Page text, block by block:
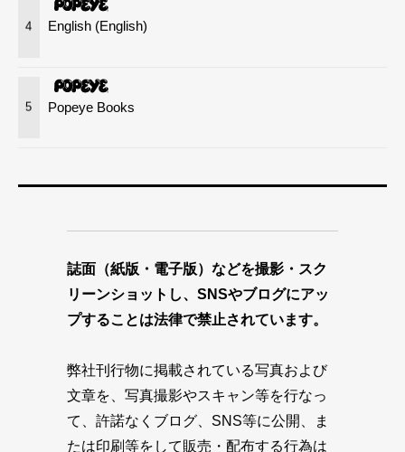
4 English (English)
5 Popeye Books
誌面（紙版・電子版）などを撮影・スク
リーンショットし、SNSやブログにアッ
プすることは法律で禁止されています。
弊社刊行物に掲載されている写真および
文章を、写真撮影やスキャン等を行なっ
て、許諾なくブログ、SNS等に公開、ま
たは印刷等をして販売・配布する行為は